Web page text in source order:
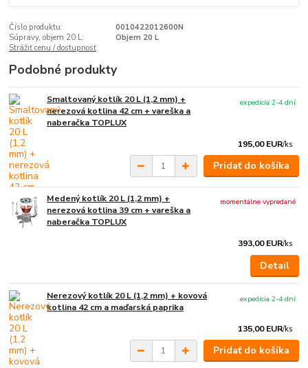
Číslo produktu:
0010422012600N
Súpravy, objem 20 L:
Objem 20 L
Strážiť cenu / dostupnosť
Podobné produkty
Smaltovaný kotlík 20 L (1,2 mm) +
nerezová kotlina 42 cm + vareška a
naberačka TOPLUX
195,00 EUR/ks
expedícia 2-4 dní
Pridať do košíka
Medený kotlík 20 L (1,2 mm) +
nerezová kotlina 39 cm + vareška a
naberačka TOPLUX
393,00 EUR/ks
momentálne vypredané
Detail
Nerezový kotlík 20 L (1,2 mm) + kovová
kotlina 42 cm a maďarská paprika
135,00 EUR/ks
expedícia 2-4 dní
Pridať do košíka